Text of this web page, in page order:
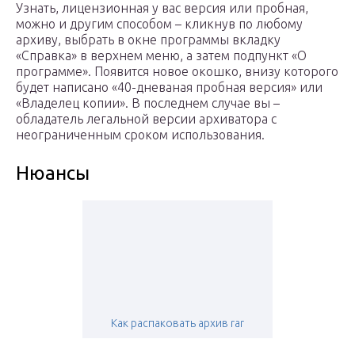
Узнать, лицензионная у вас версия или пробная,
можно и другим способом – кликнув по любому
архиву, выбрать в окне программы вкладку
«Справка» в верхнем меню, а затем подпункт «О
программе». Появится новое окошко, внизу которого
будет написано «40-дневаная пробная версия» или
«Владелец копии». В последнем случае вы –
обладатель легальной версии архиватора с
неограниченным сроком использования.
Нюансы
Как распаковать архив rar